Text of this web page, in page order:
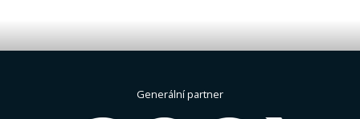
Generální partner